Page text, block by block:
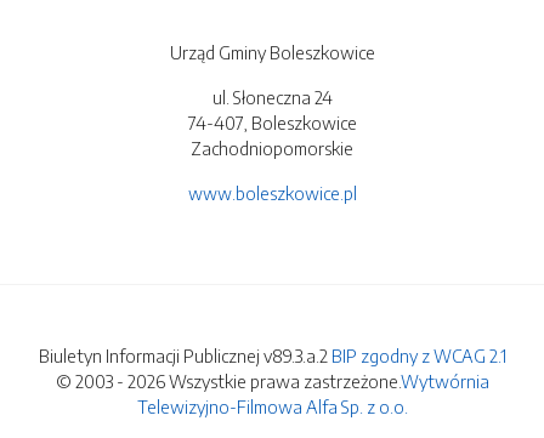
Urząd Gminy Boleszkowice
ul. Słoneczna 24
74-407, Boleszkowice
Zachodniopomorskie
www.boleszkowice.pl
Biuletyn Informacji Publicznej v89.3.a.2 BIP zgodny z WCAG 2.1
© 2003 - 2026 Wszystkie prawa zastrzeżone.Wytwórnia
Telewizyjno-Filmowa Alfa Sp. z o.o.